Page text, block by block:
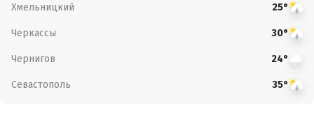
Хмельницкий 25°
Черкассы 30°
Чернигов 24°
Севастополь 35°